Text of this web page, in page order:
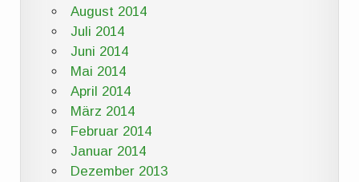
August 2014
Juli 2014
Juni 2014
Mai 2014
April 2014
März 2014
Februar 2014
Januar 2014
Dezember 2013